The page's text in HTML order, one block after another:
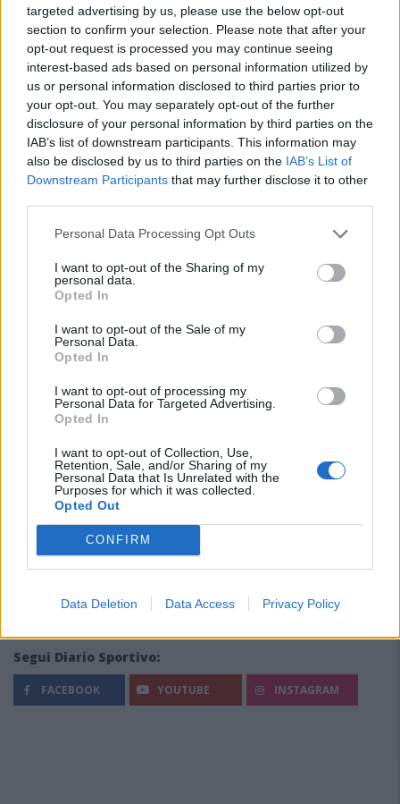
targeted advertising by us, please use the below opt-out
section to confirm your selection. Please note that after your
opt-out request is processed you may continue seeing
interest-based ads based on personal information utilized by
us or personal information disclosed to third parties prior to
your opt-out. You may separately opt-out of the further
disclosure of your personal information by third parties on the
IAB’s list of downstream participants. This information may
also be disclosed by us to third parties on the IAB’s List of
Downstream Participants that may further disclose it to other
Personal Data Processing Opt Outs
I want to opt-out of the Sharing of my
personal data.
Opted In
I want to opt-out of the Sale of my
Personal Data.
Opted In
I want to opt-out of processing my
Personal Data for Targeted Advertising.
Opted In
I want to opt-out of Collection, Use,
Retention, Sale, and/or Sharing of my
Personal Data that Is Unrelated with the
Purposes for which it was collected.
Opted Out
CONFIRM
Data Deletion Data Access Privacy Policy
Per Carbonia e Olbia si apre lo spiraglio di
ripartire dalla Seconda
7 Ago 2026
L'Ilva si completa con Markic, Contucci,
Carlucci, Bevilacqua, Solinas, Souare e Galic
7 Ago 2026
Il Selargius rinforza il centrocampo con
Definiti gli organici di Prima con l'aggiunta
di Golfo Aranci, La Salle e Ottava, in Seconda
Segui Diario Sportivo:
FACEBOOK YOUTUBE INSTAGRAM